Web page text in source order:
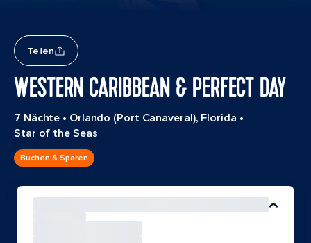
Teilen
WESTERN CARIBBEAN & PERFECT DAY
7 Nächte • Orlando (Port Canaveral), Florida •
Star of the Seas
Buchen & Sparen